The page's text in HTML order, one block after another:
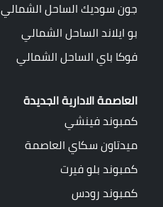
جون سوديك الساحل الشمالي
بو ايلاند الساحل الشمالي
فوكا باي الساحل الشمالي
العاصمة الادارية الجديدة
كمبوند فينشي
ميدتاون سكاي العاصمة
كمبوند بلو فيرت
كمبوند رودس